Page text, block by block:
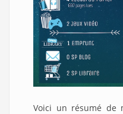
Voici un résumé de